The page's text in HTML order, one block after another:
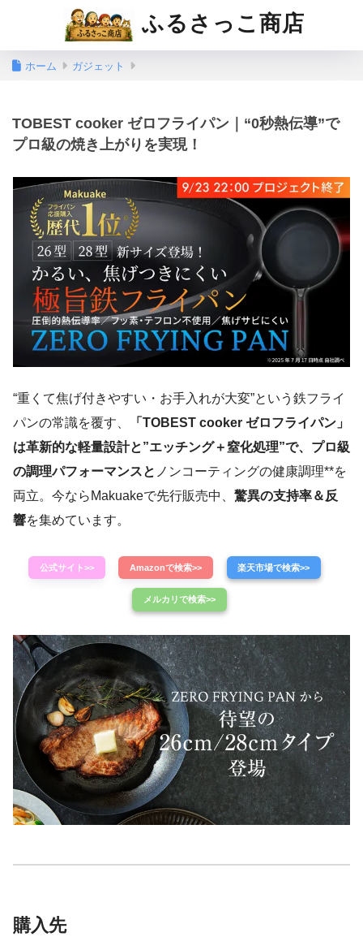
ふるさっこ商店
ホーム ガジェット
TOBEST cooker ゼロフライパン｜“0秒熱伝導”で
プロ級の焼き上がりを実現！
“重くて焦げ付きやすい・お手入れが大変”という鉄フライ
パンの常識を覆す、
「TOBEST cooker ゼロフライパン」
は革新的な軽量設計と”エッチング＋窒化処理”で、プロ級
の調理パフォーマンスと ノンコーティングの健康調理**を
両立。今ならMakuakeで先行販売中、 驚異の支持率＆反
響を集めています。
公式サイト>> Amazonで検索>> 楽天市場で検索>>
メルカリで検索>>
購入先